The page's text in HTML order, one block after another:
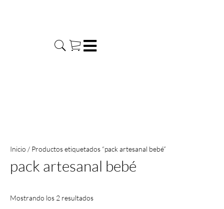
Inicio / Productos etiquetados “pack artesanal bebé”
pack artesanal bebé
Mostrando los 2 resultados